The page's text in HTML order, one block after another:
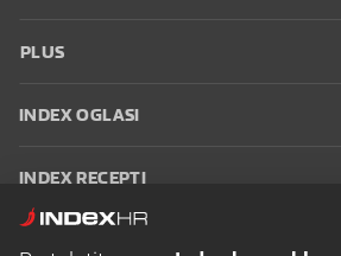
PLUS
INDEX OGLASI
INDEX RECEPTI